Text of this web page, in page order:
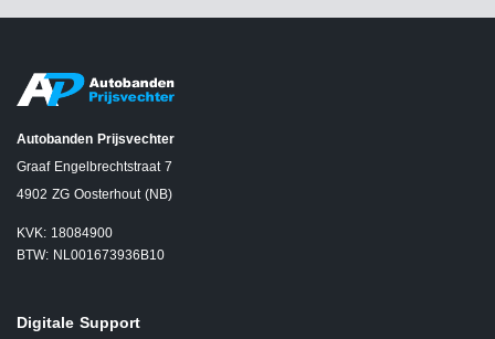
Autobanden Prijsvechter
Graaf Engelbrechtstraat 7
4902 ZG Oosterhout (NB)
KVK: 18084900
BTW: NL001673936B10
Digitale Support